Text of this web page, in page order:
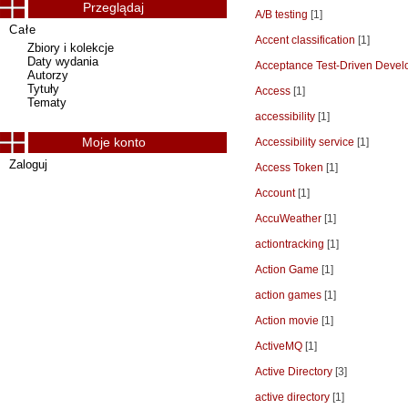
A/B testing [1]
Accent classification [1]
Acceptance Test-Driven
Access [1]
accessibility [1]
Accessibility service [1]
Access Token [1]
Account[1]
AccuWeather [1]
actiontracking [1]
Action Game [1]
action games [1]
Action movie [1]
ActiveMQ [1]
Active Directory [3]
active directory [1]
Przeglądaj
Całe
Zbiory i kolekcje
Daty wydania
Autorzy
Tytuły
Tematy
Moje konto
Zaloguj